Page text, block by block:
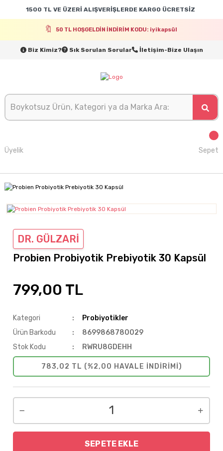
1500 TL VE ÜZERİ ALIŞVERİŞLERDE KARGO ÜCRETSİZ
50 TL HOŞGELDİN İNDİRİM KODU: iyikapsül
Biz Kimiz? Sık Sorulan Sorular İletişim-Bize Ulaşın
Üyelik Sepet
DR. GÜLZARİ
Probien Probiyotik Prebiyotik 30 Kapsül
799,00 TL
Kategori
Probiyotikler
Ürün Barkodu
8699868780029
Stok Kodu
RWRU8GDEHH
783,02 TL (%2,00 HAVALE INDIRIMI)
SEPETE EKLE